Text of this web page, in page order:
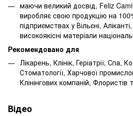
маючи великий досвід, Feliz
виробляє свою продукцію на
підприємствах у Вільєні,
високоякісні матеріали
Рекомендовано для
Лікарень, Клінік, Геріатрії, Спа,
Стоматології, Харчової
Клінінгових компаній, Флористів
Відео